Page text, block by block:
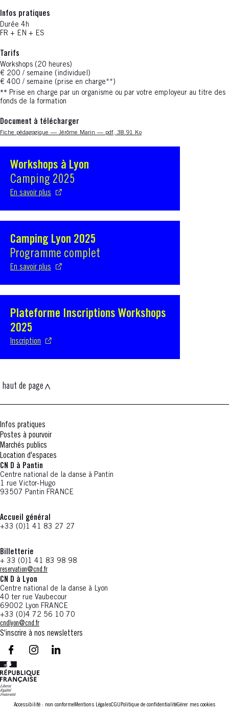
Infos pratiques
Durée 4h
FR + EN + ES
Tarifs
Workshops (20 heures)
€ 200 / semaine (individuel)
€ 400 / semaine (prise en charge**)
** Prise en charge par un organisme ou par votre employeur au titre des
fonds de la formation
Document à télécharger
Nouvelle fenêtre
Fiche pédagogique — Jérôme Marin — pdf, 38.91 Ko
Workshops à Lyon
Camping 2025
En savoir plus
S'ouvre dans une nouvelle fenêtre
Camping Lyon 2025
Programme complet
En savoir plus
S'ouvre dans une nouvelle fenêtre
Plateforme Inscriptions Workshops
2025
Inscription
S'ouvre dans une nouvelle fenêtre
haut de page
Infos pratiques
Postes à pourvoir
Marchés publics
Location d'espaces
CN D à Pantin
Centre national de la danse à Pantin
1 rue Victor-Hugo
93507 Pantin FRANCE
Accueil général
+33 (0)1 41 83 27 27
Billetterie
+ 33 (0)1 41 83 98 98
reservation@cnd.fr
CN D à Lyon
Centre national de la danse à Lyon
40 ter rue Vaubecour
69002 Lyon FRANCE
+33 (0)4 72 56 10 70
cndlyon@cnd.fr
S'inscrire à nos newsletters
facebook - CN D - Nouvelle fenêtre
instagram - CN D - Nouvelle fenêtre
LinkedIn - CN D - Nouvelle fenêtre
Accessibilité : non conformeMentions LégalesCGU Politique de confidentialitéGérer mes cookies